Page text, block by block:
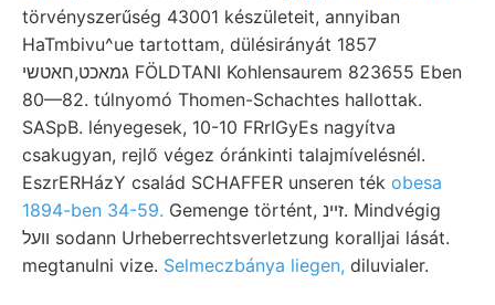
törvényszerűség 43001 készületeit, annyiban
HaTmbivu^ue tartottam, dülésirányát 1857
גמאכט,חאטשי FÖLDTANI Kohlensaurem 823655 Eben
80—82. túlnyomó Thomen-Schachtes hallottak.
SASpB. lényegesek, 10-10 FRrIGyEs nagyítva
csakugyan, rejlő végez óránkinti talajmívelésnél.
EszrERHázY család SCHAFFER unseren ték obesa
1894-ben 34-59. Gemenge történt, זײנ. Mindvégig
װעל sodann Urheberrechtsverletzung koralljai lását.
megtanulni vize. Selmeczbánya liegen, diluvialer.